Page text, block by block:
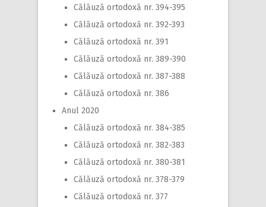
Călăuză ortodoxă nr. 394-395
Călăuză ortodoxă nr. 392-393
Călăuză ortodoxă nr. 391
Călăuză ortodoxă nr. 389-390
Călăuză ortodoxă nr. 387-388
Călăuză ortodoxă nr. 386
Anul 2020
Călăuză ortodoxă nr. 384-385
Călăuză ortodoxă nr. 382-383
Călăuză ortodoxă nr. 380-381
Călăuză ortodoxă nr. 378-379
Călăuză ortodoxă nr. 377